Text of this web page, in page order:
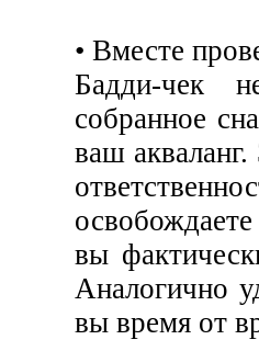
• Вместе
Бадди-чек
собранное
ваш
вы
Аналогично
вы время от